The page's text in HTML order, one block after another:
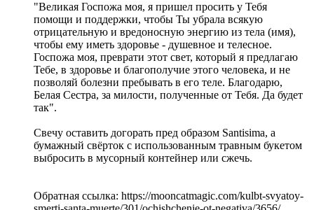
"Великая Госпожа моя, я пришел просить у Тебя
помощи и поддержки, чтобы Ты убрала всякую
отрицательную и вредоносную энергию из тела (имя),
чтобы ему иметь здоровье - душевное и телесное.
Госпожа моя, преврати этот свет, который я предлагаю
Тебе, в здоровье и благополучие этого человека, и не
позволяй болезни пребывать в его теле. Благодарю,
Белая Сестра, за милости, полученные от Тебя. Да будет
так".
Свечу оставить догорать пред образом Santisima, а
бумажный свёрток с использованным травным букетом
выбросить в мусорный контейнер или сжечь.
Обратная ссылка: https://mooncatmagic.com/kulbt-svyatoy-